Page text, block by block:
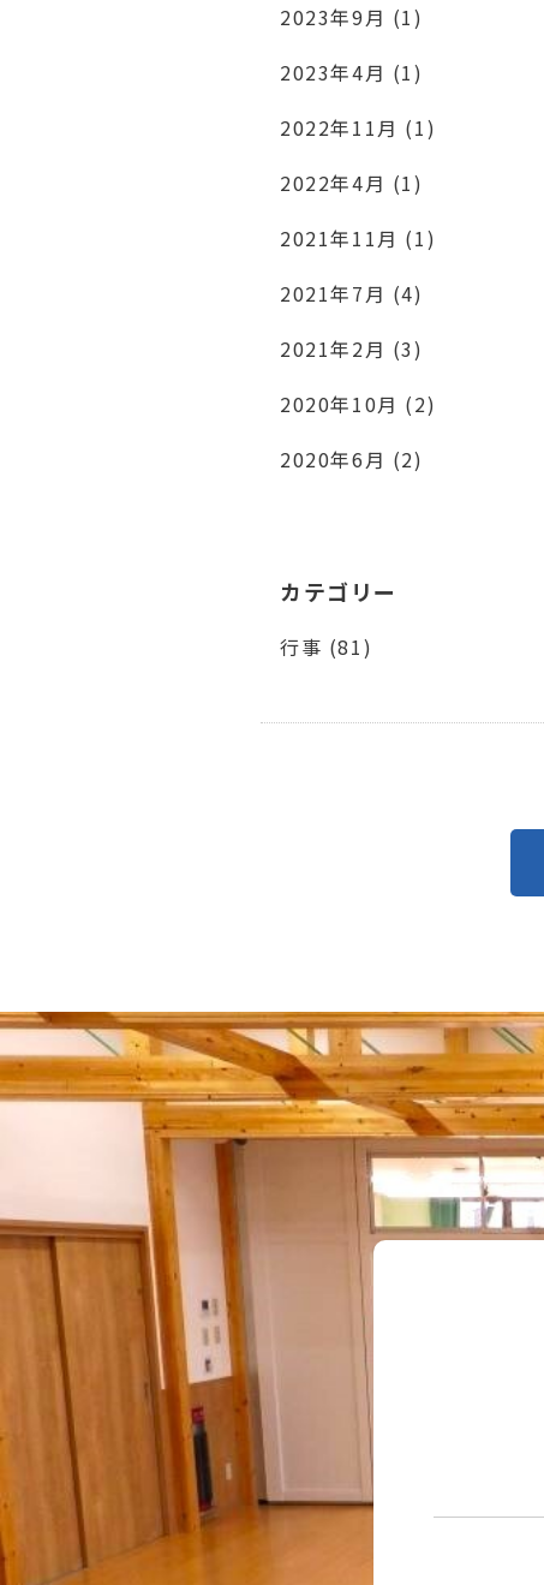
2023年9月 (1)
2023年4月 (1)
2022年11月 (1)
2022年4月 (1)
2021年11月 (1)
2021年7月 (4)
2021年2月 (3)
2020年10月 (2)
2020年6月 (2)
カテゴリー
行事 (81)